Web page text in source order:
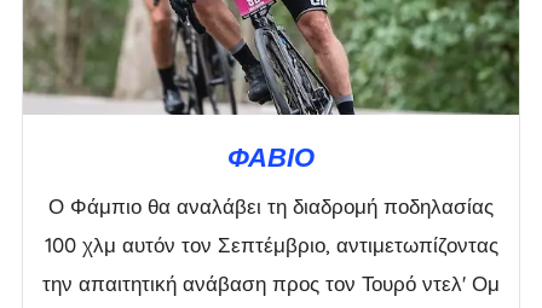
ΦΆΒΙΟ
Ο Φάμπιο θα αναλάβει τη διαδρομή ποδηλασίας
100 χλμ αυτόν τον Σεπτέμβριο, αντιμετωπίζοντας
την απαιτητική ανάβαση προς τον Τουρό ντελ' Ομ